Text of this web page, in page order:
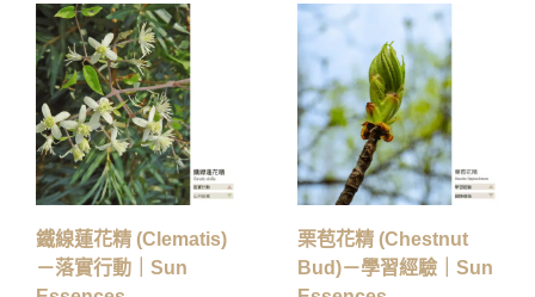
鐵線蓮花精 (Clematis)
－落實行動｜Sun
栗苞花精 (Chestnut
Bud)－學習經驗｜Sun